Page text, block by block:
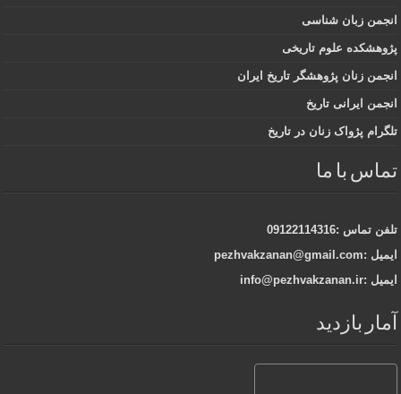
انجمن زبان شناسی
پژوهشکده علوم تاریخی
انجمن زنان پژوهشگر تاریخ ایران
انجمن ایرانی تاریخ
تلگرام پژواک زنان در تاریخ
تماس با ما
تلفن تماس :09122114316
ایمیل :pezhvakzanan@gmail.com
ایمیل :info@pezhvakzanan.ir
آمار بازدید